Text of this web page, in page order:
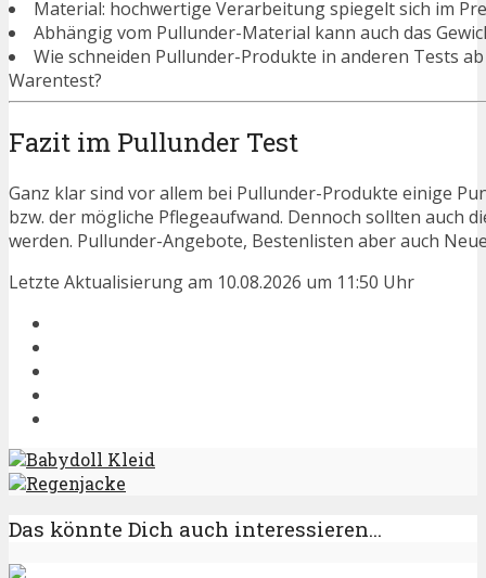
Material: hochwertige Verarbeitung spiegelt sich im
Abhängig vom Pullunder-Material kann auch das
Wie schneiden Pullunder-Produkte in anderen Tests
Warentest?
Fazit im Pullunder Test
Ganz klar sind vor allem bei Pullunder-Produkte einige
bzw. der mögliche Pflegeaufwand. Dennoch sollten auch
werden. Pullunder-Angebote, Bestenlisten aber auch
Letzte Aktualisierung am 10.08.2026 um 11:50 Uhr
Babydoll Kleid
Regenjacke
Das könnte Dich auch interessieren...